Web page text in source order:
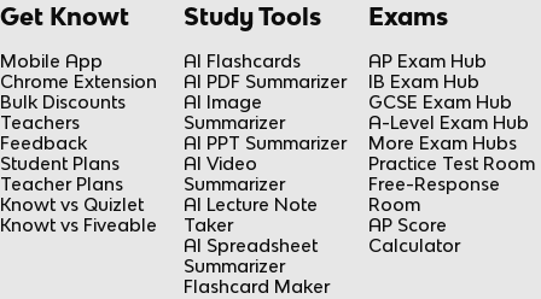
Get Knowt
Mobile App
Chrome Extension
Bulk Discounts
Teachers
Feedback
Student Plans
Teacher Plans
Knowt vs Quizlet
Knowt vs Fiveable
Study Tools
AI Flashcards
AI PDF Summarizer
AI Image
Summarizer
AI PPT Summarizer
AI Video
Summarizer
AI Lecture Note
Taker
AI Spreadsheet
Summarizer
Flashcard Maker
Exams
AP Exam Hub
IB Exam Hub
GCSE Exam Hub
A-Level Exam Hub
More Exam Hubs
Practice Test Room
Free-Response
Room
AP Score
Calculator